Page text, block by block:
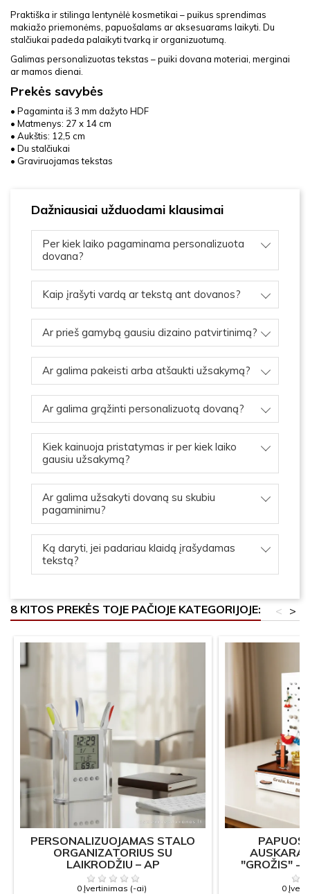
Praktiška ir stilinga lentynėlė kosmetikai – puikus sprendimas
makiažo priemonėms, papuošalams ar aksesuarams laikyti. Du
stalčiukai padeda palaikyti tvarką ir organizuotumą.
Galimas personalizuotas tekstas – puiki dovana moteriai, merginai
ar mamos dienai.
Prekės savybės
• Pagaminta iš 3 mm dažyto HDF
• Matmenys: 27 x 14 cm
• Aukštis: 12,5 cm
• Du stalčiukai
• Graviruojamas tekstas
Dažniausiai užduodami klausimai
Per kiek laiko pagaminama personalizuota
dovana?
Kaip įrašyti vardą ar tekstą ant dovanos?
Ar prieš gamybą gausiu dizaino patvirtinimą?
Ar galima pakeisti arba atšaukti užsakymą?
Ar galima grąžinti personalizuotą dovaną?
Kiek kainuoja pristatymas ir per kiek laiko
gausiu užsakymą?
Ar galima užsakyti dovaną su skubiu
pagaminimu?
Ką daryti, jei padariau klaidą įrašydamas
tekstą?
8 KITOS PREKĖS TOJE PAČIOJE KATEGORIJOJE: >
<
PERSONALIZUOJAMAS STALO
ORGANIZATORIUS SU
LAIKRODŽIU – AP
0 Įvertinimas (-ai)
"GROŽIS" -
0